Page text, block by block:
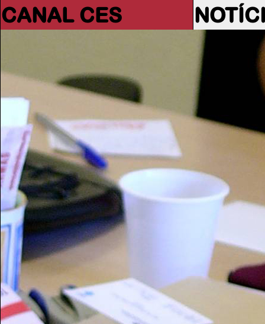
CANAL CES